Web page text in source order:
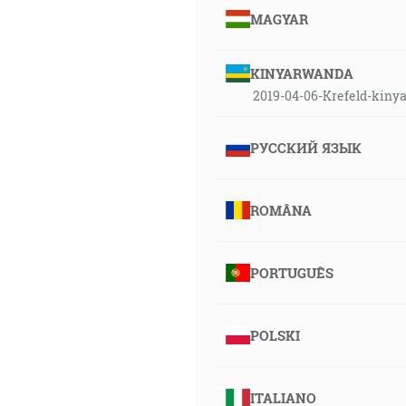
MAGYAR
KINYARWANDA
2019-04-06-Krefeld-
РУССКИЙ ЯЗЫК
ROMÂNA
PORTUGUÊS
POLSKI
ITALIANO